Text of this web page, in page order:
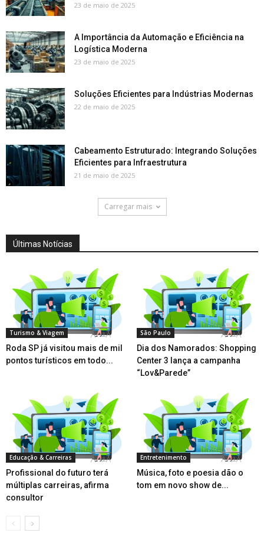
23 de maio de 2025
A Importância da Automação e Eficiência na
Logística Moderna
23 de maio de 2025
Soluções Eficientes para Indústrias Modernas
22 de maio de 2025
Cabeamento Estruturado: Integrando Soluções
Eficientes para Infraestrutura
21 de maio de 2025
Carregar mais
Últimas Notícias
Turismo & Viagem
Roda SP já visitou mais de mil
pontos turísticos em todo...
São Paulo
Dia dos Namorados: Shopping
Center 3 lança a campanha
“Lov&Parede”
Educação & Carreiras
Profissional do futuro terá
múltiplas carreiras, afirma
consultor
Entretenimento
Música, foto e poesia dão o
tom em novo show de...